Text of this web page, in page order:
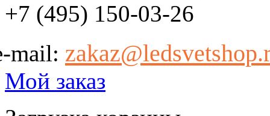
+7 (495) 150-03-26
mail:
Мой заказ